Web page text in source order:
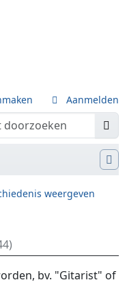
Aanmelden
weergeven
bv. "Gitarist" of